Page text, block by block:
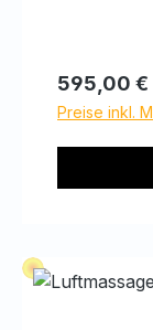
Regulärer
595,00 €
Preise inkl.